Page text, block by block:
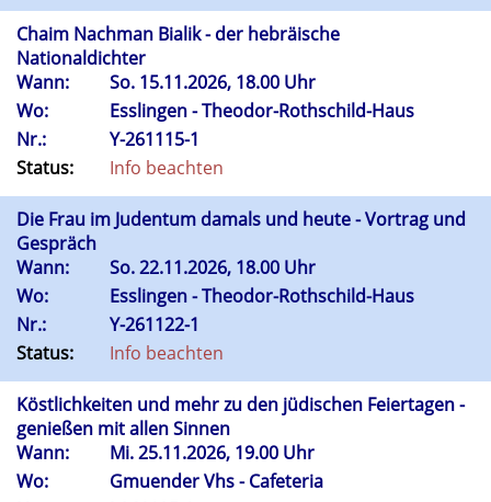
Chaim Nachman Bialik - der hebräische
Nationaldichter
Wann:
So. 15.11.2026, 18.00 Uhr
Wo:
Esslingen - Theodor-Rothschild-Haus
Nr.:
Y-261115-1
Status:
Info beachten
Die Frau im Judentum damals und heute - Vortrag und
Gespräch
Wann:
So.22.11.2026, 18.00 Uhr
Wo:
Esslingen - Theodor-Rothschild-Haus
Nr.:
Y-261122-1
Status:
Info beachten
Köstlichkeiten und mehr zu den jüdischen Feiertagen -
genießen mit allen Sinnen
Wann:
Mi.25.11.2026, 19.00 Uhr
Wo:
Gmuender Vhs - Cafeteria